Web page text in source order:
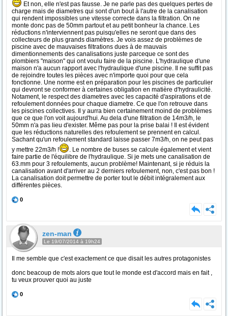
Et non, elle n'est pas fausse. Je ne parle pas des quelques pertes de
charge mais de diametres qui sont d'un bout à l'autre de la canalisation
qui rendent impossibles une vitesse correcte dans la filtration. On ne
monte donc pas de 50mm partout et au petit bonheur la chance. Les
réductions n'interviennent pas puisqu'elles ne seront que dans des
collecteurs de plus grands diamètres. Je vois assez de problèmes de
piscine avec de mauvaises filtrations dues à de mauvais
dimentionnements des canalisations juste parceque ce sont des
plombiers "maison" qui ont voulu faire de la piscine. L'hydraulique d'une
maison n'a aucun rapport avec l'hydraulique d'une piscine. Il ne suffit pas
de rejoindre toutes les pièces avec n'importe quoi pour que cela
fonctionne. Une norme est en préparation pour les piscines de particulier
qui devront se conformer à certaines obligation en matière d'hydraulicité.
Notament, le respect des diametres avec les capacité d'aspirations et de
refoulement données pour chaque diametre. Ce que l'on retrouve dans
les piscines collectives. Il y aurra bien certainement moind de problèmes
que ce que l'on voit aujourd'hui. Au dela d'une filtration de 14m3/h, le
50mm n'a pas lieu d'exister. Même pas pour la prise balai ! Il est évident
que les réductions naturelles des refoulement se prennent en calcul.
Sachant qu'un refoulement standard laisse passer 7m3/h, on ne peut pas
y mettre 22m3/h !
. Le nombre de buses se calcule également et vient
faire partie de l'équilibre de l'hydraulique. Si je mets une canalisation de
63.mm pour 3 refoulements, aucun problème! Maintenant, si je réduis la
canalisation avant d'arriver au 2 derniers refoulement, non, c'est pas bon !
La canalisation doit permettre de porter tout le débit intégralement aux
différentes pièces.
0
zen-man
Le 19/07/2014 à 19h24
Il me semble que c'est exactement ce que disait les autres protagonistes
donc beacoup de mots alors que tout le monde est d'accord mais en fait ,
tu veux prouver quoi au juste
0